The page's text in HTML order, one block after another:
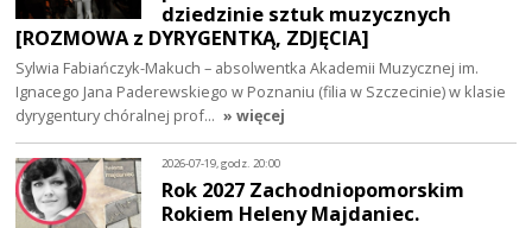
dziedzinie sztuk muzycznych
[ROZMOWA z DYRYGENTKĄ, ZDJĘCIA]
Sylwia Fabiańczyk-Makuch – absolwentka Akademii Muzycznej im.
Ignacego Jana Paderewskiego w Poznaniu (filia w Szczecinie) w klasie
dyrygentury chóralnej prof… » więcej
2026-07-19, godz. 20:00
Rok 2027 Zachodniopomorskim
Rokiem Heleny Majdaniec.